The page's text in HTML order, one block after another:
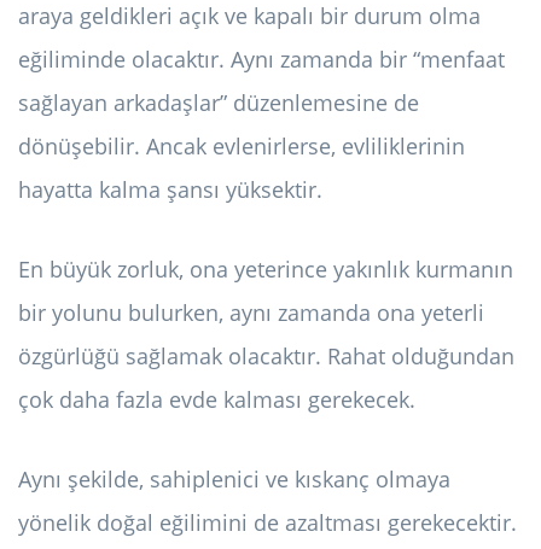
araya geldikleri açık ve kapalı bir durum olma
eğiliminde olacaktır. Aynı zamanda bir “menfaat
sağlayan arkadaşlar” düzenlemesine de
dönüşebilir. Ancak evlenirlerse, evliliklerinin
hayatta kalma şansı yüksektir.
En büyük zorluk, ona yeterince yakınlık kurmanın
bir yolunu bulurken, aynı zamanda ona yeterli
özgürlüğü sağlamak olacaktır. Rahat olduğundan
çok daha fazla evde kalması gerekecek.
Aynı şekilde, sahiplenici ve kıskanç olmaya
yönelik doğal eğilimini de azaltması gerekecektir.